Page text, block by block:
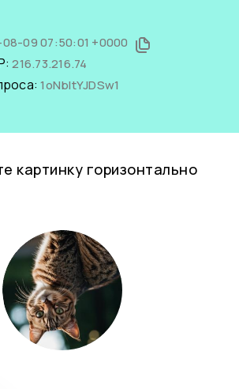
09 07:50:01 +0000
216.73.216.74
1oNbltYJDSw1
картинку горизонтально